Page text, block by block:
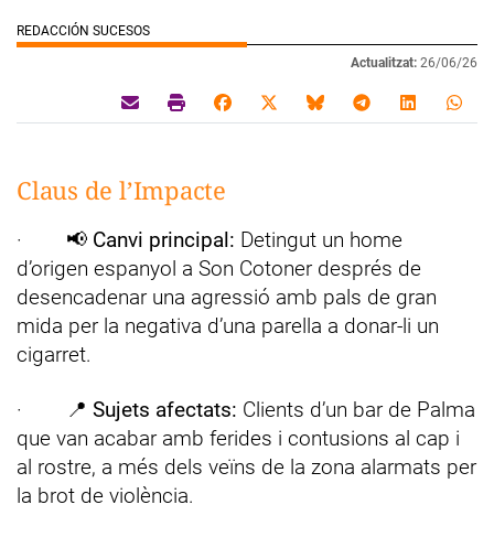
REDACCIÓN SUCESOS
Actualitzat: 26/06/26
Claus de l’Impacte
· 📢 Canvi principal: Detingut un home
d’origen espanyol a Son Cotoner després de
desencadenar una agressió amb pals de gran
mida per la negativa d’una parella a donar-li un
cigarret.
· 📍 Sujets afectats: Clients d’un bar de Palma
que van acabar amb ferides i contusions al cap i
al rostre, a més dels veïns de la zona alarmats per
la brot de violència.